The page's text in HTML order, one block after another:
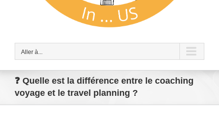
Aller à...
❓ Quelle est la différence entre le coaching
voyage et le travel planning ?